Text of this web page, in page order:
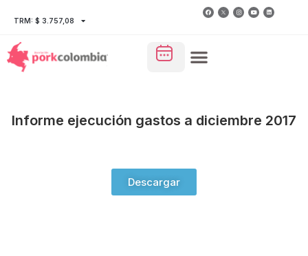
TRM: $ 3.757,08
Informe ejecución gastos a diciembre 2017
Descargar